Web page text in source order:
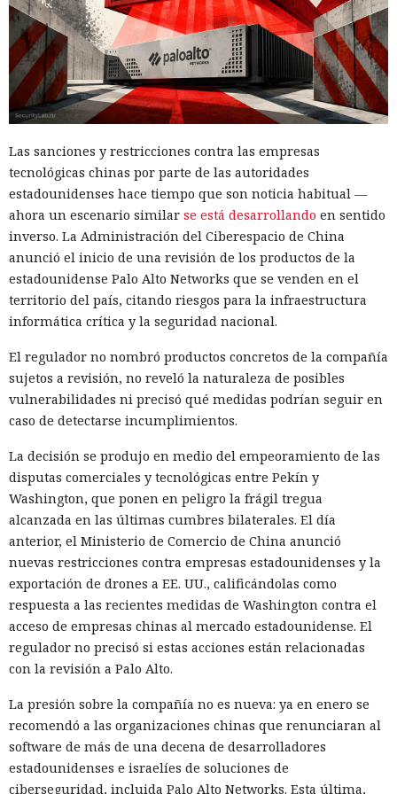
las llamadas a los procedimientos de creación de grupos y
despliegue de actualizaciones, especialmente si el archivo
termina en .txt o .esd.
¿Dejaste que un agente de IA se
encargara de tu rutina diaria?
Ya vació tus cuentas comprando
en marketplaces y mandó spam
a todos tus contactos
13:36 / 07.08.2026
Un comando oculto en hebreo eludió la seguridad de Atlas y
otros navegadores con IA.
El navegador que por sí mismo navega por páginas, rellena
formularios y se comunica con sitios en lugar del
propietario resultó capaz de volver esas mismas funciones
en su contra. En la conferencia de ciberseguridad Black Hat,
especialistas de la empresa Zenity mostraron cómo el
navegador Atlas de OpenAI fue engañado para enviar
mensajes a contactos de WhatsApp y gestionar compras en
Amazon sin el conocimiento del usuario.
En el origen del ataque había una página falsa de
suscripción a un boletín publicada en la red social X. Dentro
de la página ocultaron instrucciones en hebreo: las
escribieron deliberadamente en un idioma menos común
Las sanciones y restricciones contra las empresas
tecnológicas chinas por parte de las autoridades
estadounidenses hace tiempo que son noticia habitual —
ahora un escenario similar se está desarrollando en sentido
inverso. La Administración del Ciberespacio de China
anunció el inicio de una revisión de los productos de la
estadounidense Palo Alto Networks que se venden en el
territorio del país, citando riesgos para la infraestructura
informática crítica y la seguridad nacional.
El regulador no nombró productos concretos de la compañía
sujetos a revisión, no reveló la naturaleza de posibles
vulnerabilidades ni precisó qué medidas podrían seguir en
caso de detectarse incumplimientos.
La decisión se produjo en medio del empeoramiento de las
disputas comerciales y tecnológicas entre Pekín y
Washington, que ponen en peligro la frágil tregua
alcanzada en las últimas cumbres bilaterales. El día
anterior, el Ministerio de Comercio de China anunció
nuevas restricciones contra empresas estadounidenses y la
exportación de drones a EE. UU., calificándolas como
respuesta a las recientes medidas de Washington contra el
acceso de empresas chinas al mercado estadounidense. El
regulador no precisó si estas acciones están relacionadas
con la revisión a Palo Alto.
La presión sobre la compañía no es nueva: ya en enero se
recomendó a las organizaciones chinas que renunciaran al
software de más de una decena de desarrolladores
estadounidenses e israelíes de soluciones de
ciberseguridad, incluida Palo Alto Networks. Esta última,